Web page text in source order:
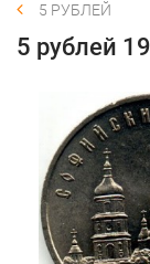
5 РУБЛЕЙ
5 рублей